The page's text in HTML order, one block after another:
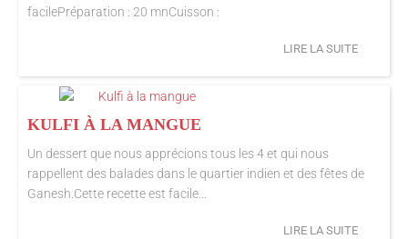
facilePréparation : 20 mnCuisson :
LIRE LA SUITE
KULFI À LA MANGUE
Un dessert que nous apprécions tous les 4 et qui nous
rappellent des balades dans le quartier indien et des fêtes de
Ganesh.Cette recette est facile...
LIRE LA SUITE